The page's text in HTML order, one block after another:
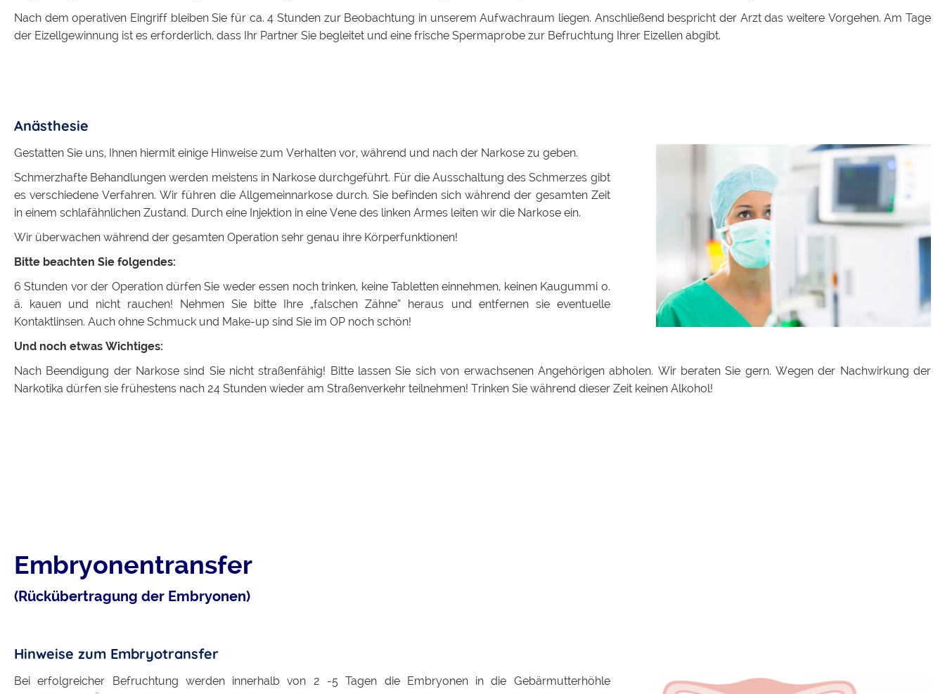
Nach dem operativen Eingriff bleiben Sie für ca. 4 Stunden zur Beobachtung in unserem Aufwachraum liegen. Anschließend bespricht der Arzt das weitere Vorgehen. Am Tage
der Eizellgewinnung ist es erforderlich, dass Ihr Partner Sie begleitet und eine frische Spermaprobe zur Befruchtung Ihrer Eizellen abgibt.
Anästhesie
Gestatten Sie uns, Ihnen hiermit einige Hinweise zum Verhalten vor, während und nach der Narkose zu geben.
Schmerzhafte Behandlungen werden meistens in Narkose durchgeführt. Für die Ausschaltung des Schmerzes gibt
es verschiedene Verfahren. Wir führen die Allgemeinnarkose durch. Sie befinden sich während der gesamten Zeit
in einem schlafähnlichen Zustand. Durch eine Injektion in eine Vene des linken Armes leiten wir die Narkose ein.
Wir überwachen während der gesamten Operation sehr genau ihre Körperfunktionen!
Bitte beachten Sie folgendes:
6 Stunden vor der Operation dürfen Sie weder essen noch trinken, keine Tabletten einnehmen, keinen Kaugummi o.
ä. kauen und nicht rauchen! Nehmen Sie bitte Ihre „falschen Zähne“ heraus und entfernen sie eventuelle
Kontaktlinsen. Auch ohne Schmuck und Make-up sind Sie im OP noch schön!
Und noch etwas Wichtiges:
Nach Beendigung der Narkose sind Sie nicht straßenfähig! Bitte lassen Sie sich von erwachsenen Angehörigen abholen. Wir beraten Sie gern. Wegen der Nachwirkung der
Narkotika dürfen sie frühestens nach 24 Stunden wieder am Straßenverkehr teilnehmen! Trinken Sie während dieser Zeit keinen Alkohol!
Embryonentransfer
(Rückübertragung der Embryonen)
Hinweise zum Embryotransfer
Bei erfolgreicher Befruchtung werden innerhalb von 2 -5 Tagen die Embryonen in die Gebärmutterhöhle